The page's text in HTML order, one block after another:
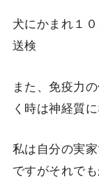
犬にかまれ１
送検
また、免疫力
く時は神経質
私は自分の実
ですがそれで